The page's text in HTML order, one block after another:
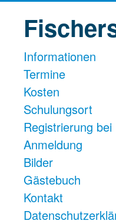
Informationen
Termine
Kosten
Schulungsort
Registrierung bei
Anmeldung
Bilder
Gästebuch
Kontakt